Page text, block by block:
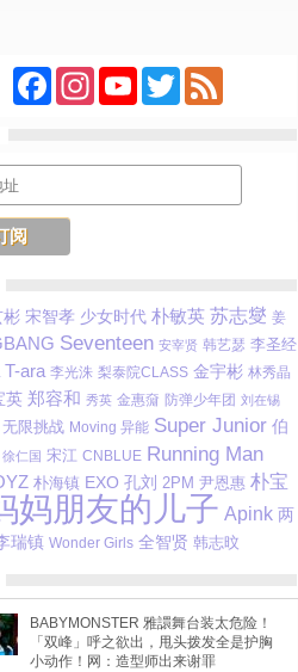
FacebookInstagramYouTubeTwitterFeed
彬 宋智孝 少女时代 朴敏英 苏志燮 姜
Seventeen 安宰贤 韩艺瑟 李圣经
T-ara 李光洙 梨泰院CLASS 金宇彬 林秀晶
英 郑容和 秀英 金惠奫 防弹少年团 刘在锡
无限挑战 Moving 异能 Super Junior 伯
徐仁国 宋江 CNBLUE Running Man
朴海镇 EXO 孔刘 2PM 尹恩惠 朴宝
妈朋友的儿子 Apink 两
瑞镇 Wonder Girls 全智贤 韩志旼
BABYMONSTER 雅譞舞台装太危险！
「双峰」呼之欲出，甩头拨发全是护胸
小动作！网：造型师出来谢罪